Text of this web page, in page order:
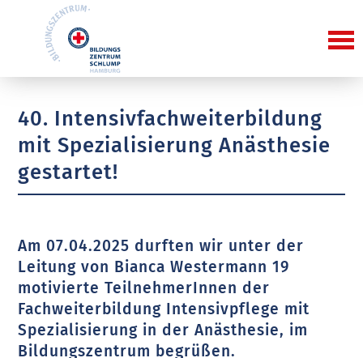
40. Intensivfachweiterbildung
mit Spezialisierung Anästhesie
gestartet!
Am 07.04.2025 durften wir unter der
Leitung von Bianca Westermann 19
motivierte TeilnehmerInnen der
Fachweiterbildung Intensivpflege mit
Spezialisierung in der Anästhesie, im
Bildungszentrum begrüßen.